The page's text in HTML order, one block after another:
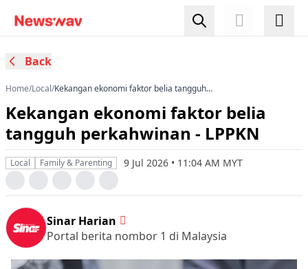
Back
Home/Local/Kekangan ekonomi faktor belia tangguh
Kekangan ekonomi faktor belia
tangguh perkahwinan - LPPKN
Local Family & Parenting 9 Jul 2026 • 11:04 AM MYT
Sinar Harian
Portal berita nombor 1 di Malaysia